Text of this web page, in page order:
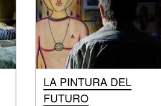
LA PINTURA DEL
FUTURO